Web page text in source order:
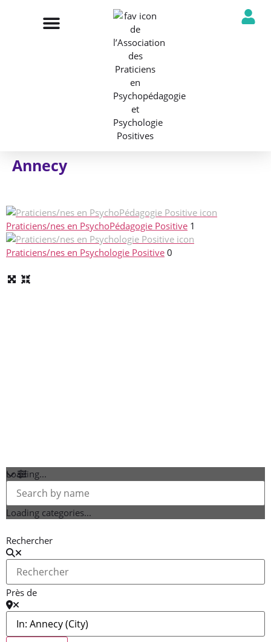
Annecy
Praticiens/nes en PsychoPédagogie Positive 1
Praticiens/nes en Psychologie Positive 0
Loading...
Loading categories...
Rechercher
Près de